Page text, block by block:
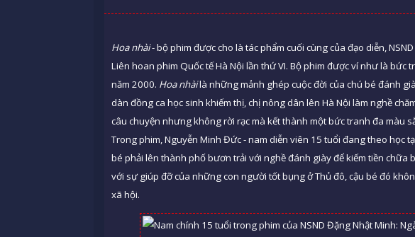
Hoa nhài- bộ phim được cho là tác phẩm cuối cùng của đạo diễn,
Liên hoan phim Quốc tế Hà Nội lần thứ VI. Bộ phim được ví như là
năm 2000. Hoa nhàilà những mảnh ghép cuộc đời của chú bé đánh
dàn đồng ca học sinh khiếm thị, chị nông dân lên Hà Nội làm nghề
câu chuyện nhưng không rời rạc mà kết thành một bức tranh đa màu
Trong phim, Nguyễn Minh Đức - nam diễn viên 15 tuổi đang theo học
bé phải lên thành phố bươn trải với nghề đánh giày để kiếm tiền chữa
với sự giúp đỡ của những con người tốt bụng ở Thủ đô, cậu bé đó
xã hội.